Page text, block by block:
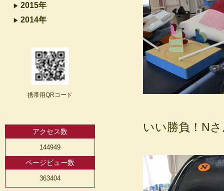
いい勝負！Nさ
2015年
2014年
携帯用QRコード
アクセス数
144949
ページビュー数
363404